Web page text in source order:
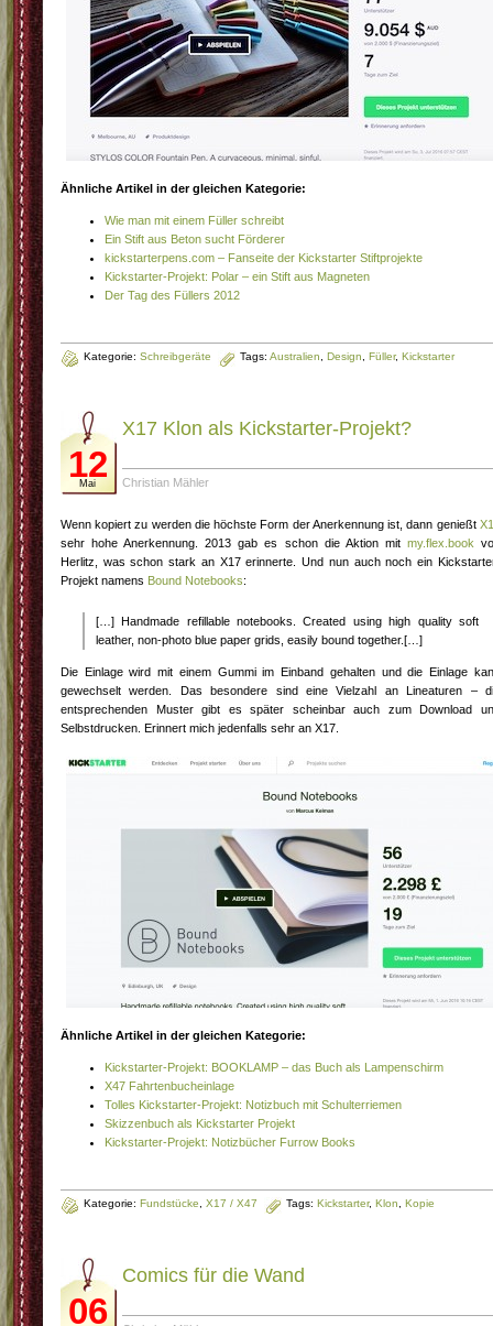
Ähnliche Artikel in der gleichen Kategorie:
Wie man mit einem Füller schreibt
Ein Stift aus Beton sucht Förderer
kickstarterpens.com – Fanseite der Kickstarter Stiftprojekte
Kickstarter-Projekt: Polar – ein Stift aus Magneten
Der Tag des Füllers 2012
Kategorie: Schreibgeräte Tags: Australien Design Füller, Kickstarter
12
Mai
X17 Klon als Kickstarter-Projekt?
Christian Mähler
Wenn kopiert zu werden die höchste Form der Anerkennung ist, dann genießt
sehr hohe Anerkennung. 2013 gab es schon die Aktion mit my.flex.book
Herlitz, was schon stark an X17 erinnerte. Und nun auch noch ein
Projekt namens Bound Notebooks:
[…] Handmade refillable notebooks. Created using high quality soft
leather, non-photo blue paper grids, easily bound together.[…]
Die Einlage wird mit einem Gummi im Einband gehalten und die Einlage
gewechselt werden. Das besondere sind eine Vielzahl an Lineaturen –
entsprechenden Muster gibt es später scheinbar auch zum Download
Selbstdrucken. Erinnert mich jedenfalls sehr an X17.
Ähnliche Artikel in der gleichen Kategorie:
Kickstarter-Projekt: BOOKLAMP – das Buch als Lampenschirm
X47 Fahrtenbucheinlage
Tolles Kickstarter-Projekt: Notizbuch mit Schulterriemen
Skizzenbuch als Kickstarter Projekt
Kickstarter-Projekt: Notizbücher Furrow Books
Kategorie: Fundstücke X17 / X47 Tags: Kickstarter, Klon Kopie
06
Comics für die Wand